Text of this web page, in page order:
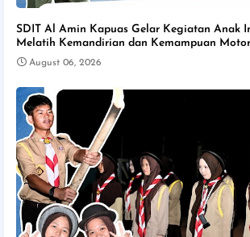
SDIT Al Amin Kapuas Gelar Kegiatan Anak
Melatih Kemandirian dan Kemampuan
August 06, 2026